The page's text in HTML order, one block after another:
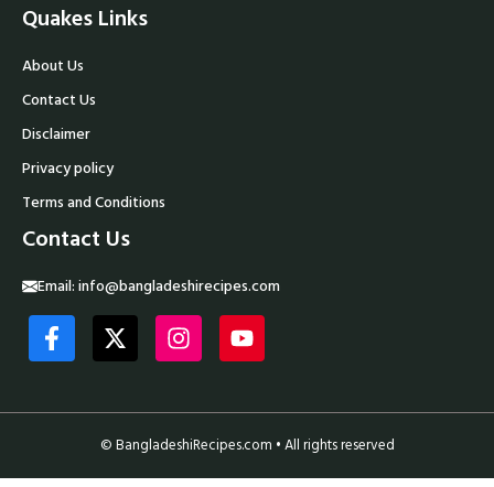
Quakes Links
About Us
Contact Us
Disclaimer
Privacy policy
Terms and Conditions
Contact Us
Email:info@bangladeshirecipes.com
© BangladeshiRecipes.com • All rights reserved